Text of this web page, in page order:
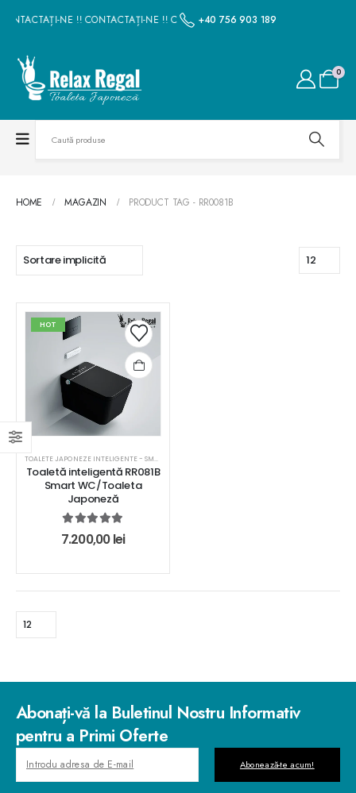
NE !! CONTACTAȚI-NE !! CONTACTAȚI-NE !! CONTACTAȚI-NE !!
+40 756 903 189
0
HOME MAGAZIN PRODUCT TAG - RR0081B
HOT
TOALETE JAPONEZE INTELIGENTE - SMART WC
Toaletă inteligentă RR081B
Smart WC/Toaleta
Japoneză
5.00out of 5
7.200,00lei
Abonați-vă la Buletinul Nostru Informativ
pentru a Primi Oferte
Abonează-te acum!